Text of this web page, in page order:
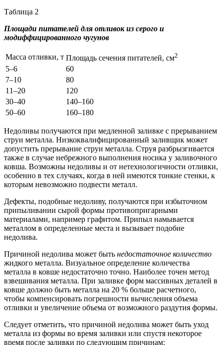
Таблица 2
Площади питателей для отливок из серого и
модиффицированного чугунов
Масса отливки, т Площадь сечения питателей, см2
5–6
60
7–10
80
11–20
120
30–40
140–160
50–60
160–180
Недоливы получаются при медленной заливке с прерыванием
струи металла. Низкоквалифицированный заливщик может
допустить прерывание струи металла. Струя разбрызгивается
также в случае небрежного выполнения носика у заливочного
ковша. Возможны недоливы и от нетехнологичности отливки,
особенно в тех случаях, когда в ней имеются тонкие стенки, к
которым невозможно подвести металл.
Дефекты, подобные недоливу, получаются при избыточном
припыливании сырой формы противопригарными
материалами, например графитом. Припыл намывается
металлом в определенные места и вызывает подобие
недолива.
Причиной недолива может быть недостаточное количество
жидкого металла. Визуальное определение количества
металла в ковше недостаточно точно. Наиболее точен метод
взвешивания металла. При заливке форм массивных деталей в
ковше должно быть металла на 20 % больше расчетного,
чтобы компенсировать погрешности вычисления объема
отливки и увеличение объема от возможного раздутия формы.
Следует отметить, что причиной недолива может быть уход
металла из формы во время заливки или спустя некоторое
время после заливки по следующим причинам: